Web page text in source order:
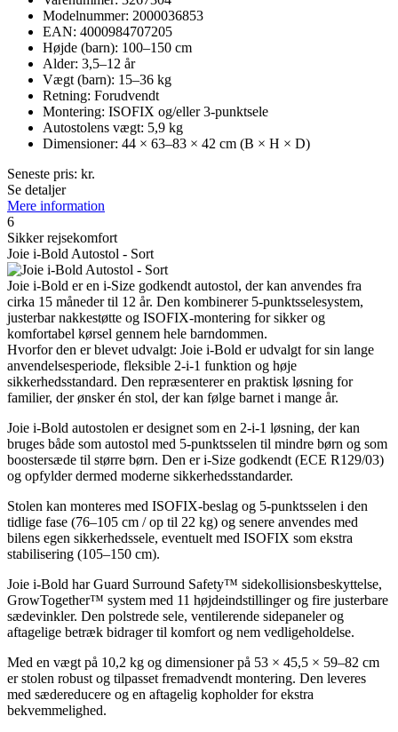
Modelnummer: 2000036853
EAN: 4000984707205
Højde (barn): 100–150 cm
Alder: 3,5–12 år
Vægt (barn): 15–36 kg
Retning: Forudvendt
Montering: ISOFIX og/eller 3-punktsele
Autostolens vægt: 5,9 kg
Dimensioner: 44 × 63–83 × 42 cm (B × H × D)
Seneste pris: kr.
Se detaljer
Mere information
6
Sikker rejsekomfort
Joie i-Bold Autostol - Sort
Joie i-Bold er en i-Size godkendt autostol, der kan anvendes fra
cirka 15 måneder til 12 år. Den kombinerer 5-punktsselesystem,
justerbar nakkestøtte og ISOFIX-montering for sikker og
komfortabel kørsel gennem hele barndommen.
Hvorfor den er blevet udvalgt: Joie i-Bold er udvalgt for sin lange
anvendelsesperiode, fleksible 2-i-1 funktion og høje
sikkerhedsstandard. Den repræsenterer en praktisk løsning for
familier, der ønsker én stol, der kan følge barnet i mange år.
Joie i-Bold autostolen er designet som en 2-i-1 løsning, der kan
bruges både som autostol med 5-punktsselen til mindre børn og som
boostersæde til større børn. Den er i-Size godkendt (ECE R129/03)
og opfylder dermed moderne sikkerhedsstandarder.
Stolen kan monteres med ISOFIX-beslag og 5-punktsselen i den
tidlige fase (76–105 cm / op til 22 kg) og senere anvendes med
bilens egen sikkerhedssele, eventuelt med ISOFIX som ekstra
stabilisering (105–150 cm).
Joie i-Bold har Guard Surround Safety™ sidekollisionsbeskyttelse,
GrowTogether™ system med 11 højdeindstillinger og fire justerbare
sædevinkler. Den polstrede sele, ventilerende sidepaneler og
aftagelige betræk bidrager til komfort og nem vedligeholdelse.
Med en vægt på 10,2 kg og dimensioner på 53 × 45,5 × 59–82 cm
er stolen robust og tilpasset fremadvendt montering. Den leveres
med sædereducere og en aftagelig kopholder for ekstra
bekvemmelighed.